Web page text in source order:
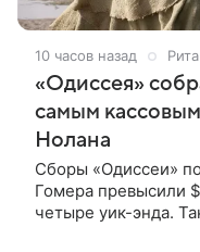
10 часов назад
«Одиссея»
самым
Нолана
Сборы «Одиссеи»
Гомера превысили
четыре уик-энда.